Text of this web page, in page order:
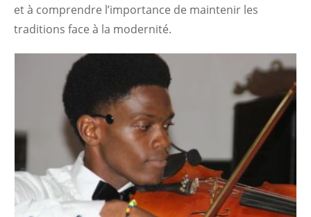
et à comprendre l’importance de maintenir les
traditions face à la modernité.